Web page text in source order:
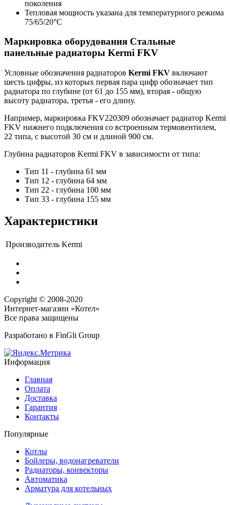
поколения
Тепловая мощность указана для температурного режима
75/65/20°C
Маркировка оборудования Стальные
панельные радиаторы Kermi FKV
Условные обозначения радиаторов Kermi FKV включают
шесть цифры, из которых первая пара цифр обозначает тип
радиатора по глубине (от 61 до 155 мм), вторая - общую
высоту радиатора, третья - его длину.
Например, маркировка FKV220309 обозначает радиатор Kermi
FKV нижнего подключения со встроенным термовентилем,
22 типа, с высотой 30 см и длиной 900 см.
Глубина радиаторов Kermi FKV в зависимости от типа:
Тип 11 - глубина 61 мм
Тип 12 - глубина 64 мм
Тип 22 - глубина 100 мм
Тип 33 - глубина 155 мм
Характеристики
Производитель Kermi
Copyright © 2008-2020
Интернет-магазин «Котел»
Все права защищены
Разработано в FinGli Group
Информация
Главная
Оплата
Доставка
Гарантия
Контакты
Популярные
Котлы
Бойлеры, водонагреватели
Радиаторы, конвекторы
Автоматика
Арматура для котельных